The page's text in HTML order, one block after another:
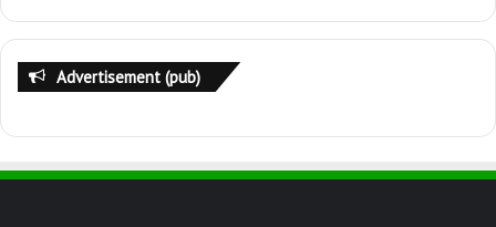
Advertisement (pub)